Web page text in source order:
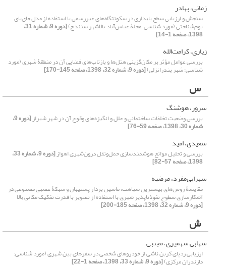
زمانی، بهادر
سنجش و ارزیابی سطح پایداری در سکونتگاه‌‌‌‌های غیررسمی با استفاده از مدل جای‌‌پای
بوم‌‌شناختی (مورد شناسی: محلۀ عباس‌‌آباد بالاشهر سنندج) [دوره 9، شماره 31،
1398، صفحه 1-14]
زیاری، کرامت‌الله
بررسی عوامل مؤثر بر مکان‌گزینی هتل‌‌ها و بازتاب‌های فضایی آن در منطقۀ شهری (مورد
شناسی: شهر بندرانزلی)[دوره 9، شماره 32، 1398، صفحه 145-170]
س
سرور، هوشنگ
بررسی وضعیت تخلفات ساختمانی و علل و انگیزه‌های وقوع آن در شهر شیراز [دوره 9،
شماره 30، 1398، صفحه 59-76]
سعیدی، امید
بررسی و تحلیل موانع هوشمندسازی حمل‌ونقل درون‌شهری اهواز [دوره 9، شماره 33،
1398، صفحه 57-82]
سهرابی‌مفرد، مرضیه
مقایسۀ روش‌های بیشترین شباهت، ماشین بردار پشتیبان و شبکۀ عصبی مصنوعی در
آشکارسازی سطوح نفوذناپذیر شهری با استفاده از تصویر با قدرت تفکیک مکانی بالا
[دوره 9، شماره 32، 1398، صفحه 185-200]
ش
شهابی شهمیری، مجتبی
ارزیابی ردپای کربن ناشی از خودروهای شخصی در سفرهای بین شهری (مورد شناسی:
مازندران مرکزی)[دوره 9، شماره 33، 1398، صفحه 1-22]